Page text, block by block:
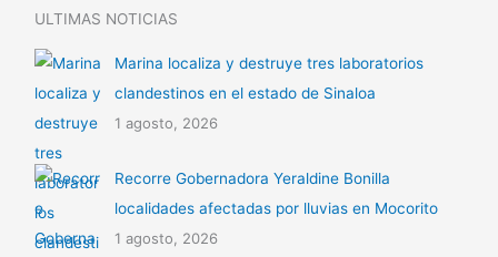
ULTIMAS NOTICIAS
Marina localiza y destruye tres laboratorios
clandestinos en el estado de Sinaloa
1 agosto, 2026
Recorre Gobernadora Yeraldine Bonilla
localidades afectadas por lluvias en Mocorito
1 agosto, 2026